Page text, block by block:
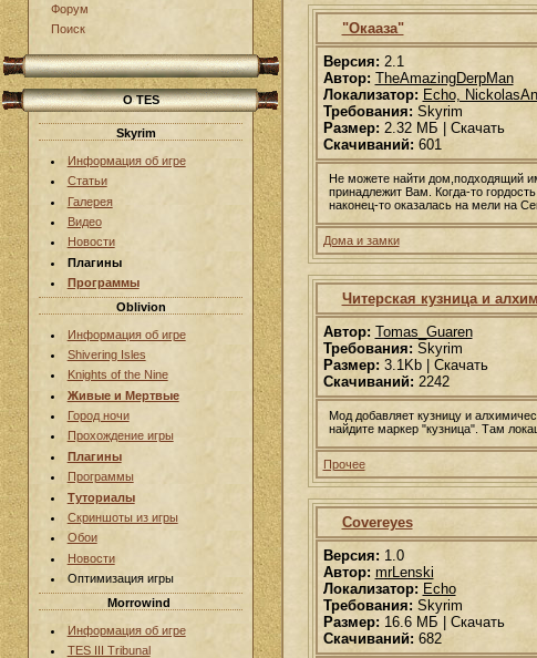
Форум
Поиск
О TES
Skyrim
Информация об игре
Статьи
Галерея
Видео
Новости
Плагины
Программы
Oblivion
Информация об игре
Shivering Isles
Knights of the Nine
Живые и Мертвые
Город ночи
Прохождение игры
Плагины
Программы
Туториалы
Скриншоты из игры
Обои
Новости
Оптимизация игры
Morrowind
Информация об игре
TES III Tribunal
"Окааза"
Версия: 2.1
Автор: TheAmazingDerpMan
Локализатор: Echo,
Требования: Skyrim
Размер: 2.32 МБ | Скачать
Скачиваний:601
Не можете найти дом,подходящий
принадлежит Вам. Когда-то
наконец-то оказалась на мели на
Дома и замки
Читерская кузница и
Автор: Tomas_Guaren
Требования: Skyrim
Размер: 3.1Kb | Скачать
Скачиваний: 2242
Мод добавляет кузницу и
найдите маркер "кузница". Там
Прочее
Covereyes
Версия: 1.0
Автор: mrLenski
Локализатор: Echo
Требования: Skyrim
Размер: 16.6 МБ | Скачать
Скачиваний:682